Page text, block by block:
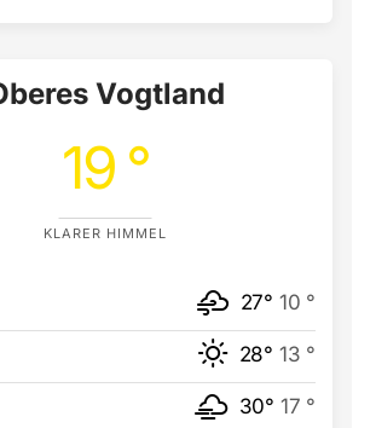
Vogtland
19 °
KLARER HIMMEL
27° 10 °
28° 13 °
30° 17 °